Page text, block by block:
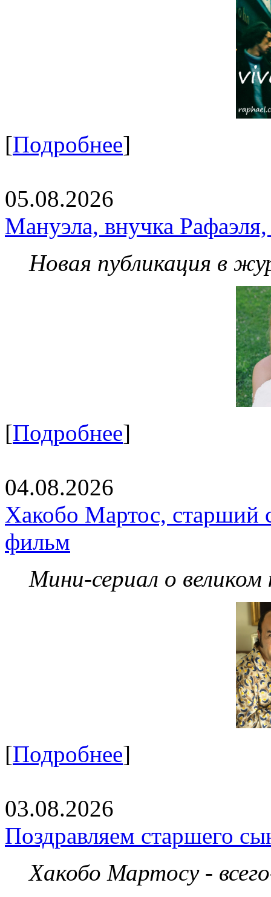
[Подробнее]
05.08.2026
Мануэла, внучка
Новая публикация в
[Подробнее]
04.08.2026
Хакобо Мартос, старший
фильм
Мини-сериал о великом
[Подробнее]
03.08.2026
Поздравляем старшего
Хакобо Мартосу -